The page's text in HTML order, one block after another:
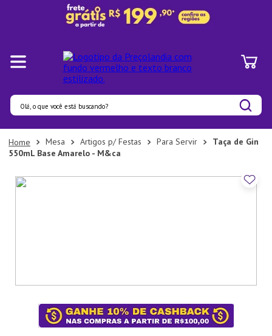
Olá, o que você está buscando?
Mesa Artigos p/ Festas Para Servir
Taça de Gin
550mL Base Amarelo - M&ca
Termos mais buscados
1º
Pratos
2º
Panelas
7º
Xicara
Tapete
Aparelho Jantar